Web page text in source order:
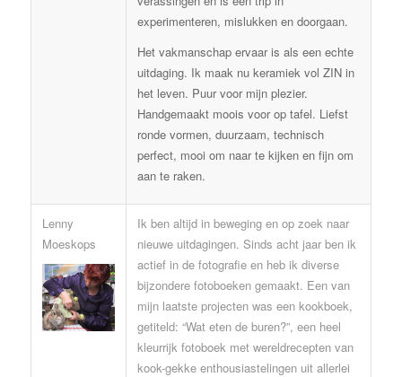
experimenteren, mislukken en doorgaan.
Het vakmanschap ervaar is als een echte
uitdaging. Ik maak nu keramiek vol ZIN in
het leven. Puur voor mijn plezier.
Handgemaakt moois voor op tafel. Liefst
ronde vormen, duurzaam, technisch
perfect, mooi om naar te kijken en fijn om
aan te raken.
Lenny
Moeskops
Ik ben altijd in beweging en op zoek naar
nieuwe uitdagingen. Sinds acht jaar ben ik
actief in de fotografie en heb ik diverse
bijzondere fotoboeken gemaakt. Een van
mijn laatste projecten was een kookboek,
getiteld: “Wat eten de buren?”, een heel
kleurrijk fotoboek met wereldrecepten van
kook-gekke enthousiastelingen uit allerlei